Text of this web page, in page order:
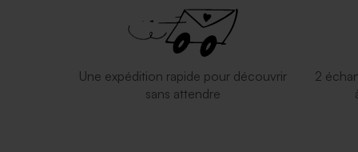
Étiquette baptême lionceau joyeux Valisette
Une expédition rapide pour découvrir
sans attendre
2